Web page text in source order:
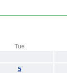
Tue
5